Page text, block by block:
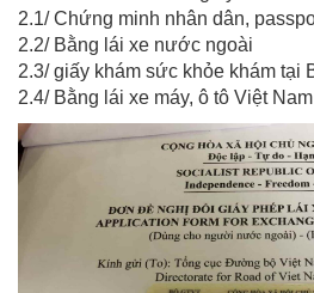
2.1/ Chứng minh nhân dân,
2.2/ Bằng lái xe nước ngoài
2.3/ giấy khám sức khỏe khám tại
2.4/ Bằng lái xe máy, ô tô Việt